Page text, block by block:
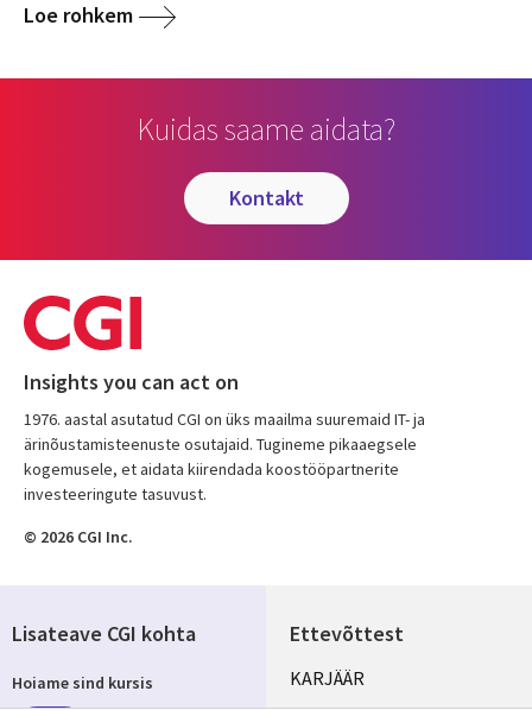
Loe rohkem
Kuidas saame aidata?
kontakt
Insights you can act on
1976. aastal asutatud CGI on üks maailma suuremaid IT- ja
ärinõustamisteenuste osutajaid. Tugineme pikaaegsele
kogemusele, et aidata kiirendada koostööpartnerite
investeeringute tasuvust.
© 2026 CGI Inc.
Ettevõttest
Useful
KARJÄÄR
Lisateave CGI kohta
Hoiame sind kursis